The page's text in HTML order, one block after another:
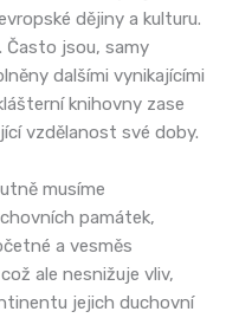
dějiny a kulturu.
Často jsou, samy
dalšími vynikajícími
knihovny zase
vzdělanost své doby.
musíme
památek,
a vesměs
ale nesnižuje vliv,
jejich duchovní